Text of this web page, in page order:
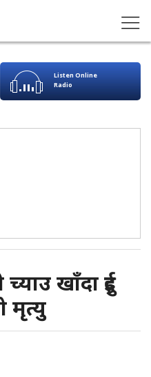
Listen Online
Radio
खाँदा दुई
मृत्यु